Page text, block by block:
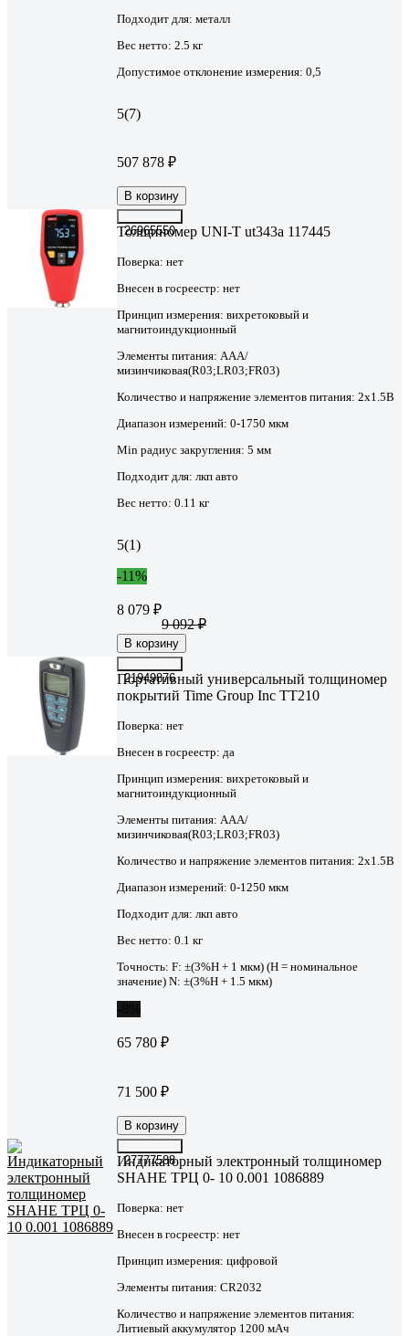
Подходит для: металл
Вес нетто: 2.5 кг
Допустимое отклонение измерения: 0,5
5(7)
507 878 ₽
В корзину
26965550
Толщиномер UNI-T ut343a 117445
Поверка: нет
Внесен в госреестр: нет
Принцип измерения: вихретоковый и
магнитоиндукционный
Элементы питания: AAA/
мизинчиковая(R03;LR03;FR03)
Количество и напряжение элементов питания: 2х1.5B
Диапазон измерений: 0-1750 мкм
Min радиус закругления: 5 мм
Подходит для: лкп авто
Вес нетто: 0.11 кг
5(1)
-11%
8 079 ₽
9 092 ₽
В корзину
21949876
Портативный универсальный толщиномер
покрытий Time Group Inc TT210
Поверка: нет
Внесен в госреестр: да
Принцип измерения: вихретоковый и
магнитоиндукционный
Элементы питания: AAA/
мизинчиковая(R03;LR03;FR03)
Количество и напряжение элементов питания: 2х1.5B
Диапазон измерений: 0-1250 мкм
Подходит для: лкп авто
Вес нетто: 0.1 кг
Точность: F: ±(3%Н + 1 мкм) (Н = номинальное
значение) N: ±(3%Н + 1.5 мкм)
65 780 ₽
71 500 ₽
В корзину
27777588
Индикаторный электронный толщиномер
SHAHE ТРЦ 0- 10 0.001 1086889
Поверка: нет
Внесен в госреестр: нет
Принцип измерения: цифровой
Элементы питания: CR2032
Количество и напряжение элементов питания:
Литиевый аккумулятор 1200 мАч